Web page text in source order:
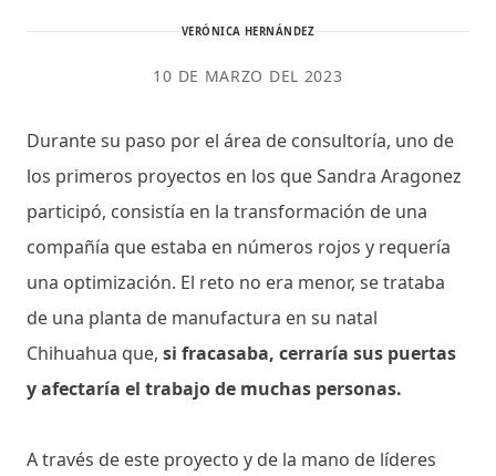
VERÓNICA HERNÁNDEZ
10 DE MARZO DEL 2023
Durante su paso por el área de consultoría, uno de
los primeros proyectos en los que Sandra Aragonez
participó, consistía en la transformación de una
compañía que estaba en números rojos y requería
una optimización. El reto no era menor, se trataba
de una planta de manufactura en su natal
Chihuahua que, si fracasaba, cerraría sus puertas
y afectaría el trabajo de muchas personas.
A través de este proyecto y de la mano de líderes